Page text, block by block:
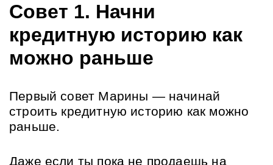
Совет 1. Начни
кредитную историю как
можно раньше
Первый совет Марины — начинай
строить кредитную историю как можно
раньше.
Даже если ты пока не продаешь на